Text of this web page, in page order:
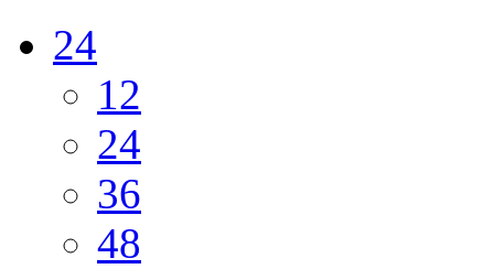
24
12
24
36
48